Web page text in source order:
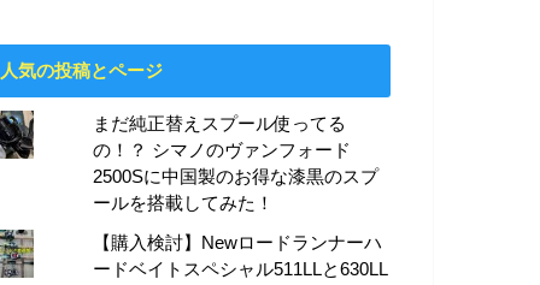
人気の投稿とページ
まだ純正替えスプール使ってる
の！？ シマノのヴァンフォード
2500Sに中国製のお得な漆黒のスプ
ールを搭載してみた！
【購入検討】Newロードランナーハ
ードベイトスペシャル511LLと630LL